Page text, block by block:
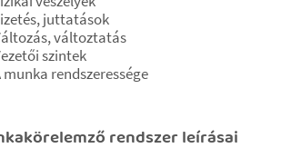
juttatások
változtatás
szintek
munka rendszeressége
rendszer leírásai